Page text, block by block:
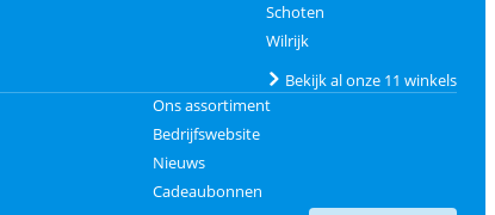
Schoten
Wilrijk
Bekijk al onze 11 winkels
Ons assortiment
Bedrijfswebsite
Nieuws
Cadeaubonnen